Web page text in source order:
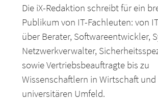
Die iX-Redaktion schreibt für ein
Publikum von IT-Fachleuten: von
über Berater, Softwareentwickler,
Netzwerkverwalter,
sowie Vertriebsbeauftragte bis zu
Wissenschaftlern in Wirtschaft und
universitären Umfeld.